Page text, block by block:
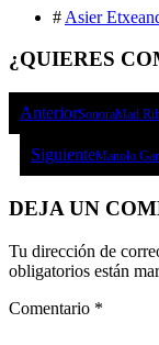
# Asier
¿QUIERES
AnteriorSonoraMad
SiguienteManolo
DEJA UN
Tu dirección de
obligatorios están
Comentario *